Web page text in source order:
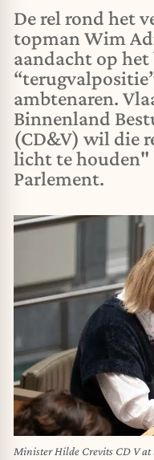
De rel rond het
topman Wim
aandacht op het
ambtenaren.
Binnenland
(CD&V) wil die
licht te houden"
Parlement.
Minister Hilde Crevits CD V